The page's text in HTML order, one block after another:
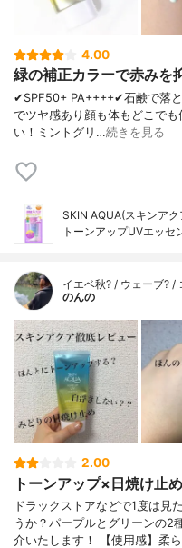
4.00
緑の補正カラーで赤みを
✔︎SPF50+ PA++++✔︎石鹸で落
でツヤ感あり顔も体もどこで
い！ミントグリ…続きを見る
SKIN AQUA(スキンアク
トーンアップUVエッセ
イエベ秋? / ウェーブ? /
のんの
2.00
トーンアップ×日焼け止め
ドラックストアなどで1度は見
うか？パープルとグリーンの2
介いたします！ 【使用感】柔